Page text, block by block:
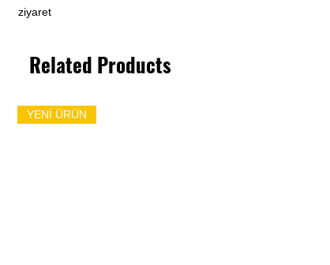
ziyaret
Related Products
YENİ ÜRÜN